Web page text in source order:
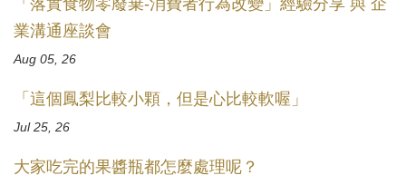
「落實食物零廢棄-消費者行為改變」經驗分享 與 企
業溝通座談會
Aug 05, 26
「這個鳳梨比較小顆，但是心比較軟喔」
Jul 25, 26
大家吃完的果醬瓶都怎麼處理呢？